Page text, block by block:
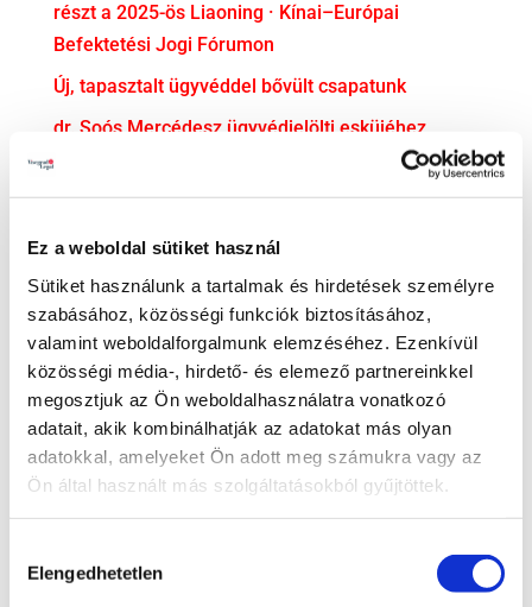
Ez a weboldal sütiket használ
Sütiket használunk a tartalmak és hirdetések személyre
szabásához, közösségi funkciók biztosításához,
valamint weboldalforgalmunk elemzéséhez. Ezenkívül
közösségi média-, hirdető- és elemező partnereinkkel
megosztjuk az Ön weboldalhasználatra vonatkozó
adatait, akik kombinálhatják az adatokat más olyan
adatokkal, amelyeket Ön adott meg számukra vagy az
Ön által használt más szolgáltatásokból gyűjtöttek.
kiválasztása
Elengedhetetlen
részt a 2025-ös Liaoning · Kínai–Európai
Befektetési Jogi Fórumon
Új, tapasztalt ügyvéddel bővült csapatunk
dr. Soós Mercédesz ügyvédjelölti esküjéhez
gratulálunk!
Adózás
Bejelentővédelem
Compliance
EU jog
Fogyasztóvédelem
Ingatlanjog
Irodai hírek